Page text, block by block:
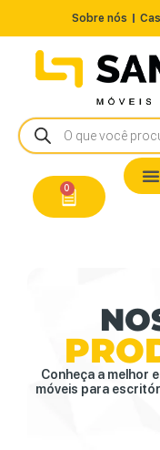
Sobre nós
0
Conheça a melhor
móveis para